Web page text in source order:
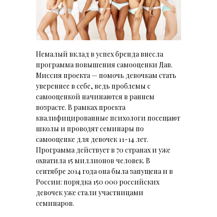
Немалый вклад в успех бренда внесла
программа повышения самооценки Дав.
Миссия проекта — помочь девочкам стать
увереннее в себе, ведь проблемы с
самооценкой начинаются в раннем
возрасте. В рамках проекта
квалифицированные психологи посещают
школы и проводят семинары по
самооценке для девочек 11-14 лет.
Программа действует в 70 странах и уже
охватила 15 миллионов человек. В
сентябре 2014 года она была запущена и в
России: порядка 150 000 российских
девочек уже стали участницами
семинаров.